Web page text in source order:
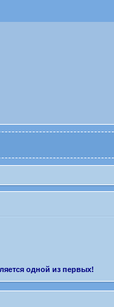
одной из первых!